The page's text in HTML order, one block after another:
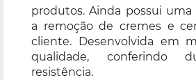
produtos. Ainda possui uma
a remoção de cremes e
cliente. Desenvolvida em
qualidade, conferindo
resistência.